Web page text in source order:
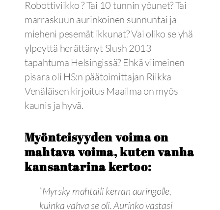
Robottiviikko ? Tai 10 tunnin yöunet? Tai
marraskuun aurinkoinen sunnuntai ja
mieheni pesemät ikkunat? Vai oliko se yhä
ylpeyttä herättänyt Slush 2013
tapahtuma Helsingissä? Ehkä viimeinen
pisara oli HS:n päätoimittajan Riikka
Venäläisen kirjoitus Maailma on myös
kaunis ja hyvä.
Myönteisyyden voima on
mahtava voima, kuten vanha
kansantarina kertoo:
”Myrsky mahtaili kerran auringolle,
kuinka vahva se oli. Aurinko vastasi